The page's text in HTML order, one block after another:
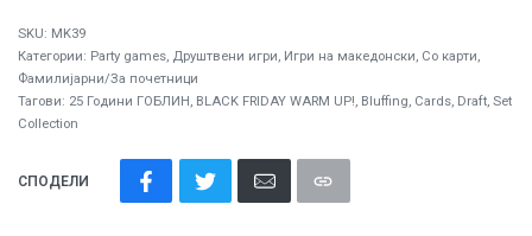
SKU: MK39
Категории: Party games, Друштвени игри, Игри на македонски, Со карти,
Фамилијарни/За почетници
Тагови: 25 Години ГОБЛИН , BLACK FRIDAY WARM UP!, Bluffing, Cards, Draft, Set
Collection
СПОДЕЛИ